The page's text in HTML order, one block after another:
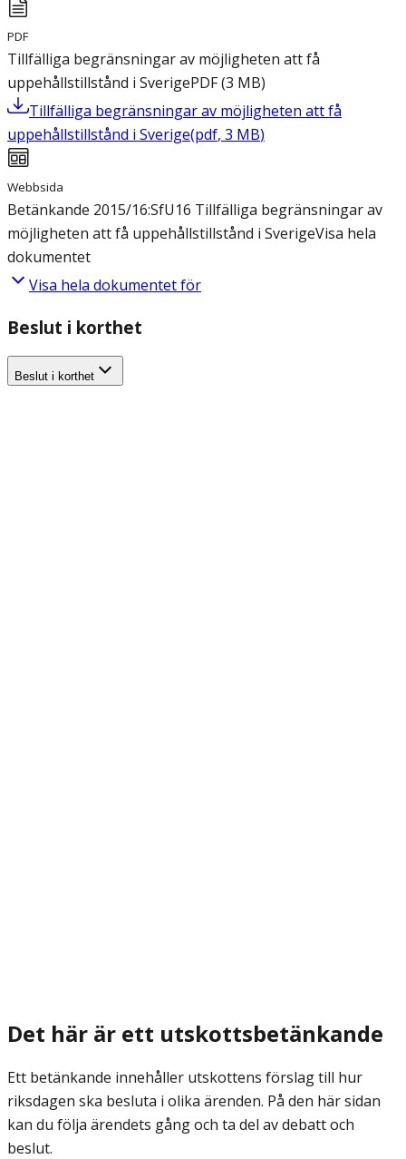
PDF
Tillfälliga begränsningar av möjligheten att få
uppehållstillstånd i SverigePDF(3 MB)
Tillfälliga begränsningar av möjligheten att få
uppehållstillstånd i Sverige(pdf, 3 MB)
Webbsida
Betänkande 2015/16:SfU16 Tillfälliga begränsningar av
möjligheten att få uppehållstillstånd i SverigeVisa hela
dokumentet
Visa hela dokumentet för
Beslut i korthet
Beslut i korthet
Det här är ett utskottsbetänkande
Ett betänkande innehåller utskottens förslag till hur
riksdagen ska besluta i olika ärenden. På den här sidan
kan du följa ärendets gång och ta del av debatt och
beslut.